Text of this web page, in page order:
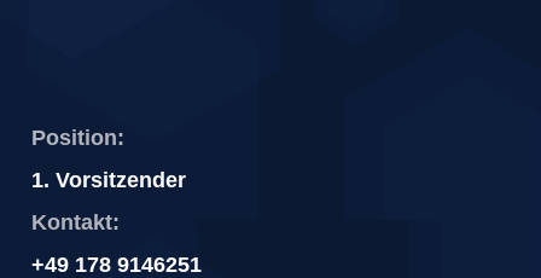
Position:
1. Vorsitzender
Kontakt:
+49 178 9146251